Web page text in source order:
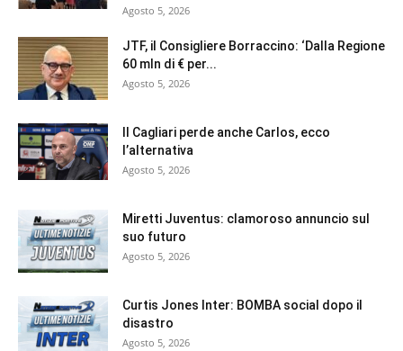
Agosto 5, 2026
JTF, il Consigliere Borraccino: ‘Dalla Regione
60 mln di € per...
Agosto 5, 2026
Il Cagliari perde anche Carlos, ecco
l’alternativa
Agosto 5, 2026
Miretti Juventus: clamoroso annuncio sul
suo futuro
Agosto 5, 2026
Curtis Jones Inter: BOMBA social dopo il
disastro
Agosto 5, 2026